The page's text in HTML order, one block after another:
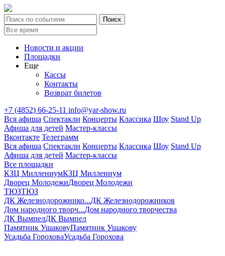
Новости и акции
Площадки
Еще
Кассы
Контакты
Возврат билетов
+7 (4852) 66-25-11 info@yar-show.ru
Вся афиша Спектакли Концерты Классика Шоу Stand Up
Афиша для детей Мастер-классы
Вконтакте Телеграмм
Вся афиша Спектакли Концерты Классика Шоу Stand Up
Афиша для детей Мастер-классы
Все площадки
КЗЦ МиллениумКЗЦ Миллениум
Дворец МолодежиДворец Молодежи
ТЮЗТЮЗ
ДК Железнодорожнико...ДК Железнодорожников
Дом народного творч...Дом народного творчества
ДК ВымпелДК Вымпел
Памятник УшаковуПамятник Ушакову
Усадьба ГороховаУсадьба Горохова